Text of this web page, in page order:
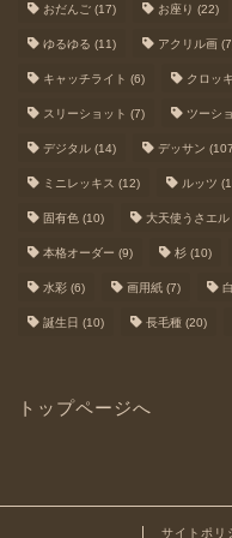
おだんご (17) お座り (22)
ゆるゆる (11) アクリル画
キャッチライト (6) クロッ
スリーショット (7) ツーシ
デジタル (14) デッサン
ミニレッキス (12) ルッツ
固有色 (10) 大天使うさエル
本格オーダー (9) 杉 (10)
水彩 (6) 画用紙 (7)
誕生日 (10) 長毛種 (20)
トップページへ
サイトポリ